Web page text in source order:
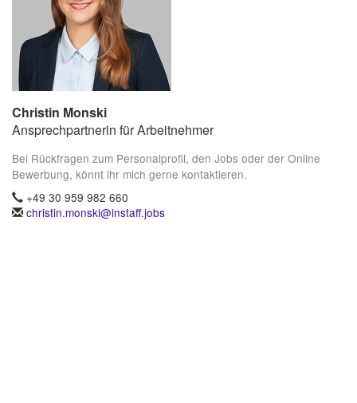
Christin Monski
Ansprechpartnerin für Arbeitnehmer
Bei Rückfragen zum Personalprofil, den Jobs oder der Online
Bewerbung, könnt ihr mich gerne kontaktieren.
+49 30 959 982 660
christin.monski@instaff.jobs